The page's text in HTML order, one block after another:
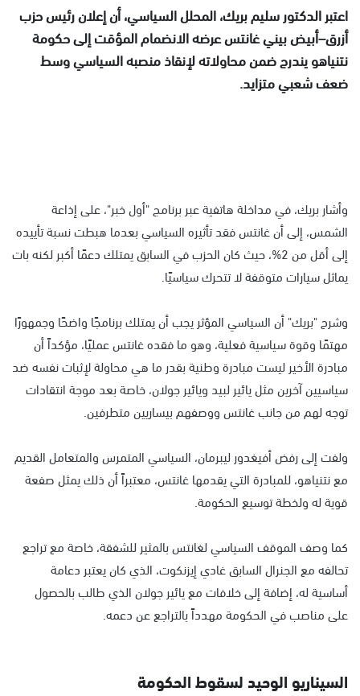
اعتبر الدكتور سليم بريك، المحلل السياسي، أن إعلان رئيس حزب
أزرق–أبيض بيني غانتس عرضه الانضمام المؤقت إلى حكومة
نتنياهو يندرج ضمن محاولاته لإنقاذ منصبه السياسي وسط
ضعف شعبي متزايد.
وأشار بريك، في مداخلة هاتفية عبر برنامج "أول خبر"، على إذاعة
الشمس، إلى أن غانتس فقد تأثيره السياسي بعدما هبطت نسبة تأييده
إلى أقل من 2%، حيث كان الحزب في السابق يمتلك دعمًا أكبر لكنه بات
يماثل سيارات متوقفة لا تتحرك سياسيًا.
وشرح "بريك" أن السياسي المؤثر يجب أن يمتلك برنامجًا واضحًا وجمهورًا
مهتمًا وقوة سياسية فعلية، وهو ما فقده غانتس عمليًا، مؤكداً أن
مبادرة الأخير ليست مبادرة وطنية بقدر ما هي محاولة لإثبات نفسه ضد
سياسيين آخرين مثل يائير لبيد ويائير جولان، خاصة بعد موجة انتقادات
توجه لهم من جانب غانتس ووصفهم بيساريين متطرفين.
ولفت إلى رفض أفيغدور ليبرمان، السياسي المتمرس والمتعامل القديم
مع نتنياهو، للمبادرة التي يقدمها غانتس، معتبراً أن ذلك يمثل صفعة
قوية له ولخطة توسيع الحكومة.
كما وصف الموقف السياسي لغانتس بالمثير للشفقة، خاصة مع تراجع
تحالفه مع الجنرال السابق غادي إيزنكوت، الذي كان يعتبر دعامة
أساسية له، إضافة إلى خلافات مع يائير جولان الذي طالب بالحصول
على مناصب في الحكومة مهدداً بالتراجع عن دعمه.
السيناريو الوحيد لسقوط الحكومة